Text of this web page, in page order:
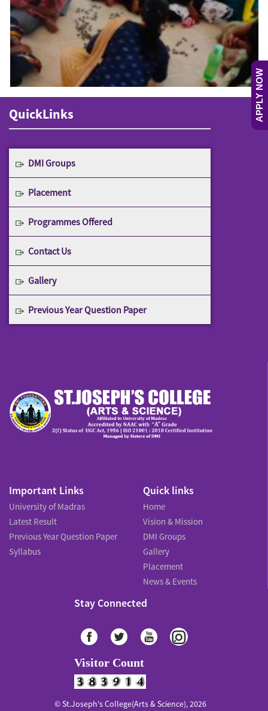
APPLY NOW
QuickLinks
DMI Groups
Placement
Programmes Offered
Contact Us
Gallery
Previous Year Question Paper
Important Links
University of Madras
Latest Result
Previous Year Question Paper
Syllabus
Quick links
Home
Vision & Mission
DMI Groups
Gallery
Placement
News & Events
Stay Connected
Visitor Count
© St.Joseph's College(Arts & Science), 2026